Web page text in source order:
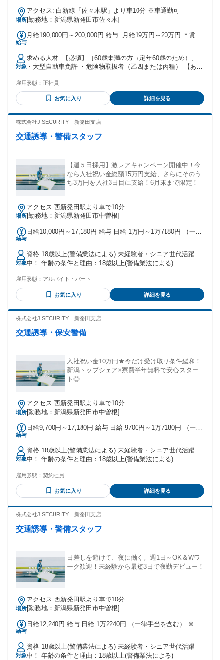
場所
アクセス: 白新線「佐々木駅」より車10分 ※車通勤可
[勤務地：新潟県新発田市佐々木]
給与
月給190,000円～200,000円 給与: 月給19万円～20万円 ＊賞
手当（0～3万円） ・時間外手当 ・無事故手当（3万5000円/3
ヵ月毎） ・業務手当 ＊上記手当を含むと 月収30万円～39万
円程度の見込みです。
対象
求める人材: 【必須】［60歳未満の方（定年60歳のため）］
・大型自動車免許 ・危険物取扱者（乙四または丙種） 【あれ
性・女性問わず、活躍できる仕事です。 ＊研修システムも充
実しているので未経験の方もご安心ください。 以下の経験の
ある方、尚可 ・配送,配達,宅配,運送の経験がある方 （トラッ
配送、トラック運転手、 大型ドライバー、長距離ドライバー
事探し中の方 ・お仕事ブランクのある方 ・U・Iターン ・長
雇用形態： 正社員
お気に入り 詳細を見る
株式会社J.SECURITY 新発田支店
交通誘導・警備スタッフ
【週５日採用】激レアキャンペーン開催中！今
なら入社祝い金総額15万円支給、さらにそのう
ち3万円を入社3日目に支給！6月末まで限定！
場所
アクセス 西新発田駅より車で10分
[勤務地：新潟県新発田市中曽根]
給与
日給10,000円～17,180円 給与 日給 1万円～1万7180円 （一律
出勤は割増し金額支給 ※燃料費支給（距離計算＋遠方手当有
り） ※車両費支給 ※入社祝い金は週５日以上勤務者のみ 交
通費：交通費支給
対象
資格 18歳以上(警備業法による) 未経験者・シニア世代活躍
中！ 年齢の条件と理由：18歳以上(警備業法による)
雇用形態： アルバイト・パート
お気に入り 詳細を見る
株式会社J.SECURITY 新発田支店
交通誘導・保安警備
入社祝い金10万円★今だけ受け取り条件緩和！
新潟トップシェア×寮費半年無料で安心スター
ト◎
場所
アクセス 西新発田駅より車で10分
[勤務地：新潟県新発田市中曽根]
給与
日給9,700円～17,180円 給与 日給 9700円～1万7180円 （一律
出勤は割増し金額支給 ※燃料費支給（距離計算＋遠方手当有
り） ※車両費支給 交通費：交通費支給
対象
資格 18歳以上(警備業法による) 未経験者・シニア世代活躍
中！ 年齢の条件と理由：18歳以上(警備業法による)
雇用形態： 契約社員
お気に入り 詳細を見る
株式会社J.SECURITY 新発田支店
交通誘導・警備スタッフ
日差しを避けて、夜に働く。週1日～OK＆Wワ
ーク歓迎！未経験から最短3日で夜勤デビュー！
場所
アクセス 西新発田駅より車で10分
[勤務地：新潟県新発田市中曽根]
給与
日給12,240円 給与 日給 1万2240円 （一律手当を含む） ※日
支給 ※燃料費支給（距離計算＋遠方手当有り） ※車両費支給
※入社祝い金は週５日以上勤務者のみ 交通費：交通費支給
対象
資格 18歳以上(警備業法による) 未経験者・シニア世代活躍
中！ 年齢の条件と理由：18歳以上(警備業法による)